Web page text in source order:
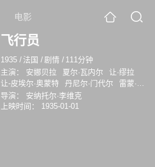
电影
飞行员
1935 / 法国 /剧情 / 111分钟
主演：
安娜贝拉 夏尔·瓦内尔
让·缪拉
让-皮埃尔·奥蒙特
丹尼尔·门代尔
雷蒙·科
尔迪
SuzanneDesprès
Suzanne Desprès
塞尔日·格拉夫
导演：
安纳托尔·李维克
上映时间：
1935-01-01